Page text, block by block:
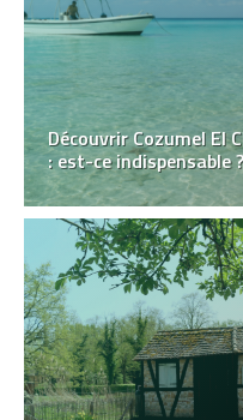
Découvrir Cozumel El
: est-ce indispensable ?